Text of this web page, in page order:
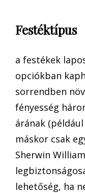
Festéktípus
a festékek
opciókban
sorrendben
fényesség
árának
máskor csak
Sherwin
lehetőség, ha